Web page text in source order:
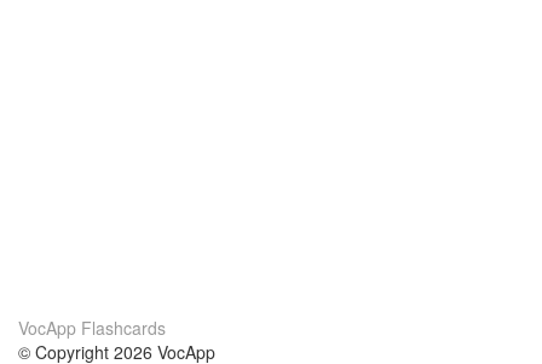
VocApp Flashcards
© Copyright 2026 VocApp